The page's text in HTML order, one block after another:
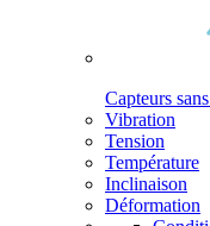
Capteurs
Vibration
Tension
Température
Inclinaison
Déformation